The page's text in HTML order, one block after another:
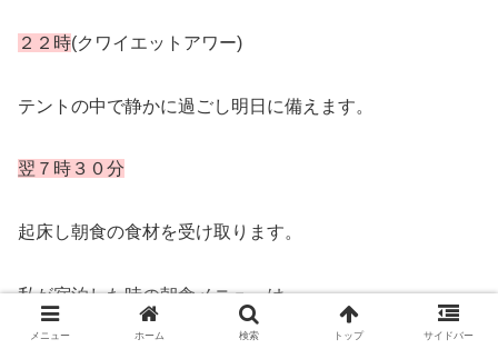
２２時(クワイエットアワー)
テントの中で静かに過ごし明日に備えます。
翌７時３０分
起床し朝食の食材を受け取ります。
私が宿泊した時の朝食メニューは
メニュー ホーム 検索 トップ サイドバー